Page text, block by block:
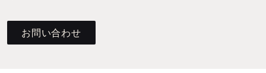
お問い合わせ